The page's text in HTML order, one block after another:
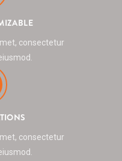
consectetur
consectetur